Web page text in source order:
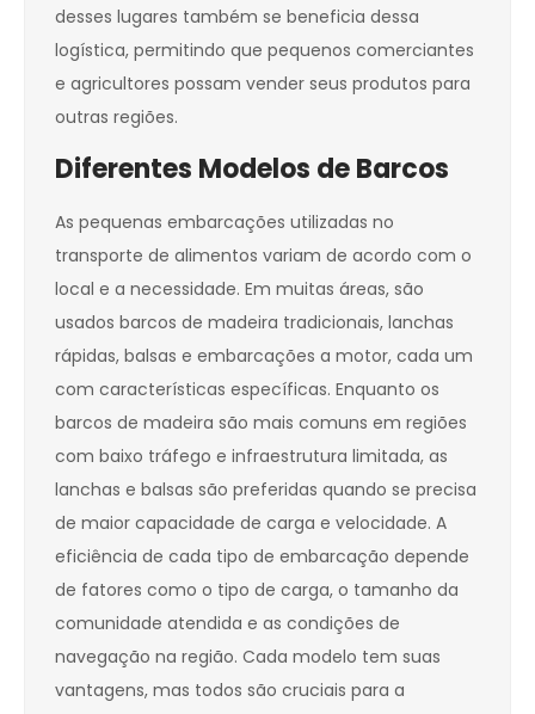
desses lugares também se beneficia dessa
logística, permitindo que pequenos comerciantes
e agricultores possam vender seus produtos para
outras regiões.
Diferentes Modelos de Barcos
As pequenas embarcações utilizadas no
transporte de alimentos variam de acordo com o
local e a necessidade. Em muitas áreas, são
usados barcos de madeira tradicionais, lanchas
rápidas, balsas e embarcações a motor, cada um
com características específicas. Enquanto os
barcos de madeira são mais comuns em regiões
com baixo tráfego e infraestrutura limitada, as
lanchas e balsas são preferidas quando se precisa
de maior capacidade de carga e velocidade. A
eficiência de cada tipo de embarcação depende
de fatores como o tipo de carga, o tamanho da
comunidade atendida e as condições de
navegação na região. Cada modelo tem suas
vantagens, mas todos são cruciais para a